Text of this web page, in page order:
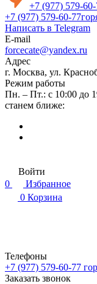
+7 (977) 579-
+7 (977) 579-60-77
Написать в Telegram
E-mail
forcecate@yandex.ru
Адрес
г. Москва, ул.
Режим работы
Пн. – Пт.: с 10:00 до
станем ближе:
Войти
0
Избранное
0 Корзина
Телефоны
+7 (977) 579-60-77
Заказать звонок